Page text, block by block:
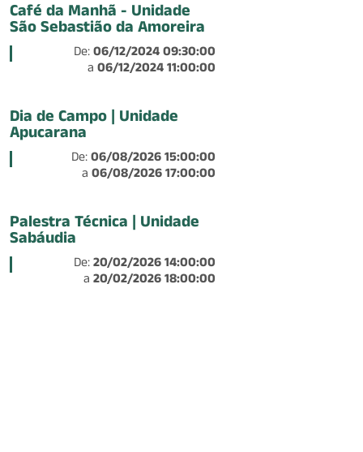
Café da Manhã - Unidade
São Sebastião da Amoreira
De:06/12/2024 09:30:00
a06/12/2024 11:00:00
Dia de Campo | Unidade
Apucarana
De:06/08/2026 15:00:00
a06/08/2026 17:00:00
Palestra Técnica | Unidade
Sabáudia
De:20/02/2026 14:00:00
a20/02/2026 18:00:00